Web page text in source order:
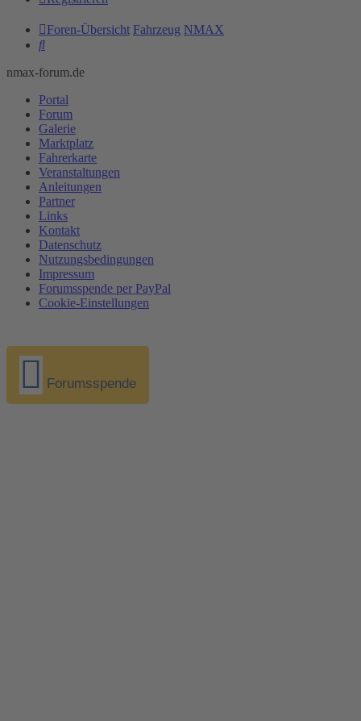
Foren-Übersicht Fahrzeug NMAX
Suche
nmax-forum.de
Portal
Forum
Galerie
Marktplatz
Fahrerkarte
Veranstaltungen
Anleitungen
Partner
Links
Kontakt
Datenschutz
Nutzungsbedingungen
Impressum
Forumsspende per PayPal
Cookie-Einstellungen
Forumsspende